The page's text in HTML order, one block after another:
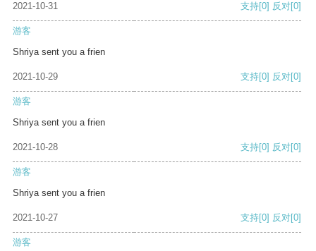
2021-10-31 支持[0] 反对[0]
游客
Shriya sent you a frien
2021-10-29 支持[0] 反对[0]
游客
Shriya sent you a frien
2021-10-28 支持[0] 反对[0]
游客
Shriya sent you a frien
2021-10-27 支持[0] 反对[0]
游客